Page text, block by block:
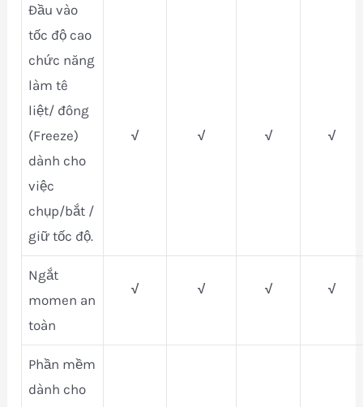
Đầu vào
tốc độ cao
chức năng
làm tê
liệt/ đông
(Freeze)
dành cho
việc
chụp/bắt /
giữ tốc độ.
√ √ √ √
Ngắt
momen an
toàn
√ √ √ √
Phần mềm
dành cho